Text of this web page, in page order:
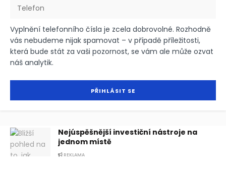
Vyplnění telefonního čísla je zcela dobrovolné. Rozhodně
vás nebudeme nijak spamovat – v případě příležitosti,
která bude stát za vaši pozornost, se vám ale může ozvat
náš analytik.
Nejúspěšnější investiční nástroje na
jednom místě
REKLAMA